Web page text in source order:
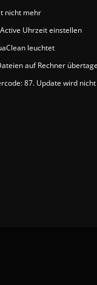
nicht mehr
Uhrzeit einstellen
leuchtet
auf Rechner
87. Update wird